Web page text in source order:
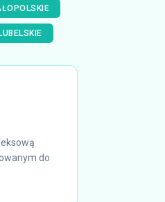
LUBELSKIE
do